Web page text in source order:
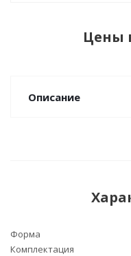
Цены
Описание
Форма
Комплектация